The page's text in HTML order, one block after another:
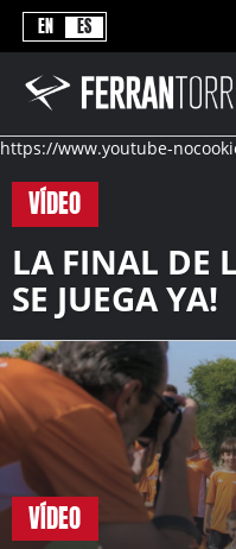
EN ES
https://www.youtube-
VÍDEO
LA FINAL DE
SE JUEGA YA!
VÍDEO